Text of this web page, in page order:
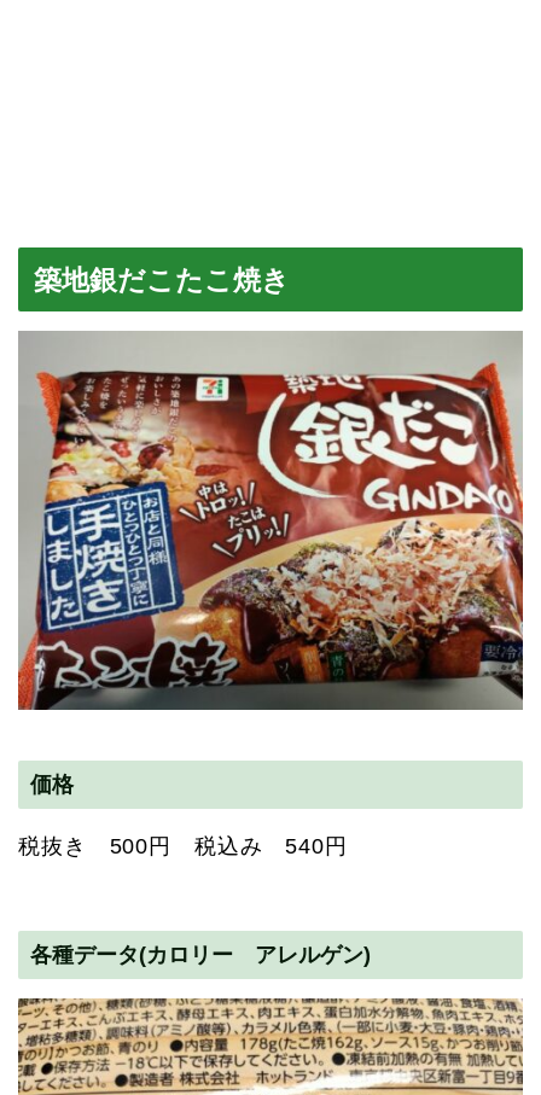
築地銀だこたこ焼き
価格
税抜き 500円 税込み 540円
各種データ(カロリー アレルゲン)